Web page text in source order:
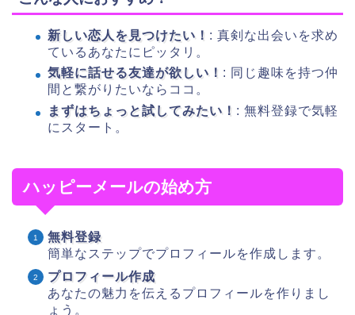
新しい恋人を見つけたい！ : 真剣な出会いを求め
ているあなたにピッタリ。
気軽に話せる友達が欲しい！ : 同じ趣味を持つ仲
間と繋がりたいならココ。
まずはちょっと試してみたい！ : 無料登録で気軽
にスタート。
ハッピーメールの始め方
無料登録
簡単なステップでプロフィールを作成します。
プロフィール作成
あなたの魅力を伝えるプロフィールを作りまし
ょう。